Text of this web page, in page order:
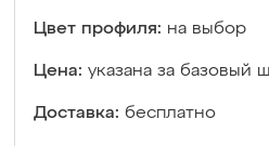
Цвет профиля: на выбор
Цена: указана за базовый
Доставка: бесплатно